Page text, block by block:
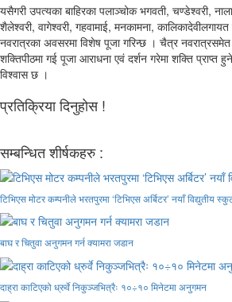
यसैगरी उपत्यका बाहिरका पलाञ्चोक भगवती, चण्डेश्वरी,
शैलेश्वरी, वागेश्वरी, गहवामाई, मनकामना,
नवरात्रका अवसरमा विशेष पूजा गरिन्छ । चैत्र
शक्तिपीठमा गई पूजा आराधना एवं दर्शन गरेमा शक्ति प्राप्त
विश्वास छ ।
प्रतिक्रिया दिनुहोस !
सम्बन्धित शीर्षकहरु :
टिभिएस मोटर कम्पनीले भरतपुरमा ‘टिभिएस अर्बिटर’ नयाँ विद्युतीय
बाघ र चितुवा अनुगमन गर्न क्यामरा जडान
दाह्रा काटिएको ध्रुर्वे निकुञ्जभित्रैः १०÷१० मिनेटमा अनुगमन